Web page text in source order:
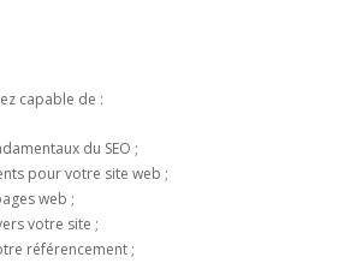
capable de :
du SEO ;
pour votre site web ;
web ;
votre site ;
référencement ;